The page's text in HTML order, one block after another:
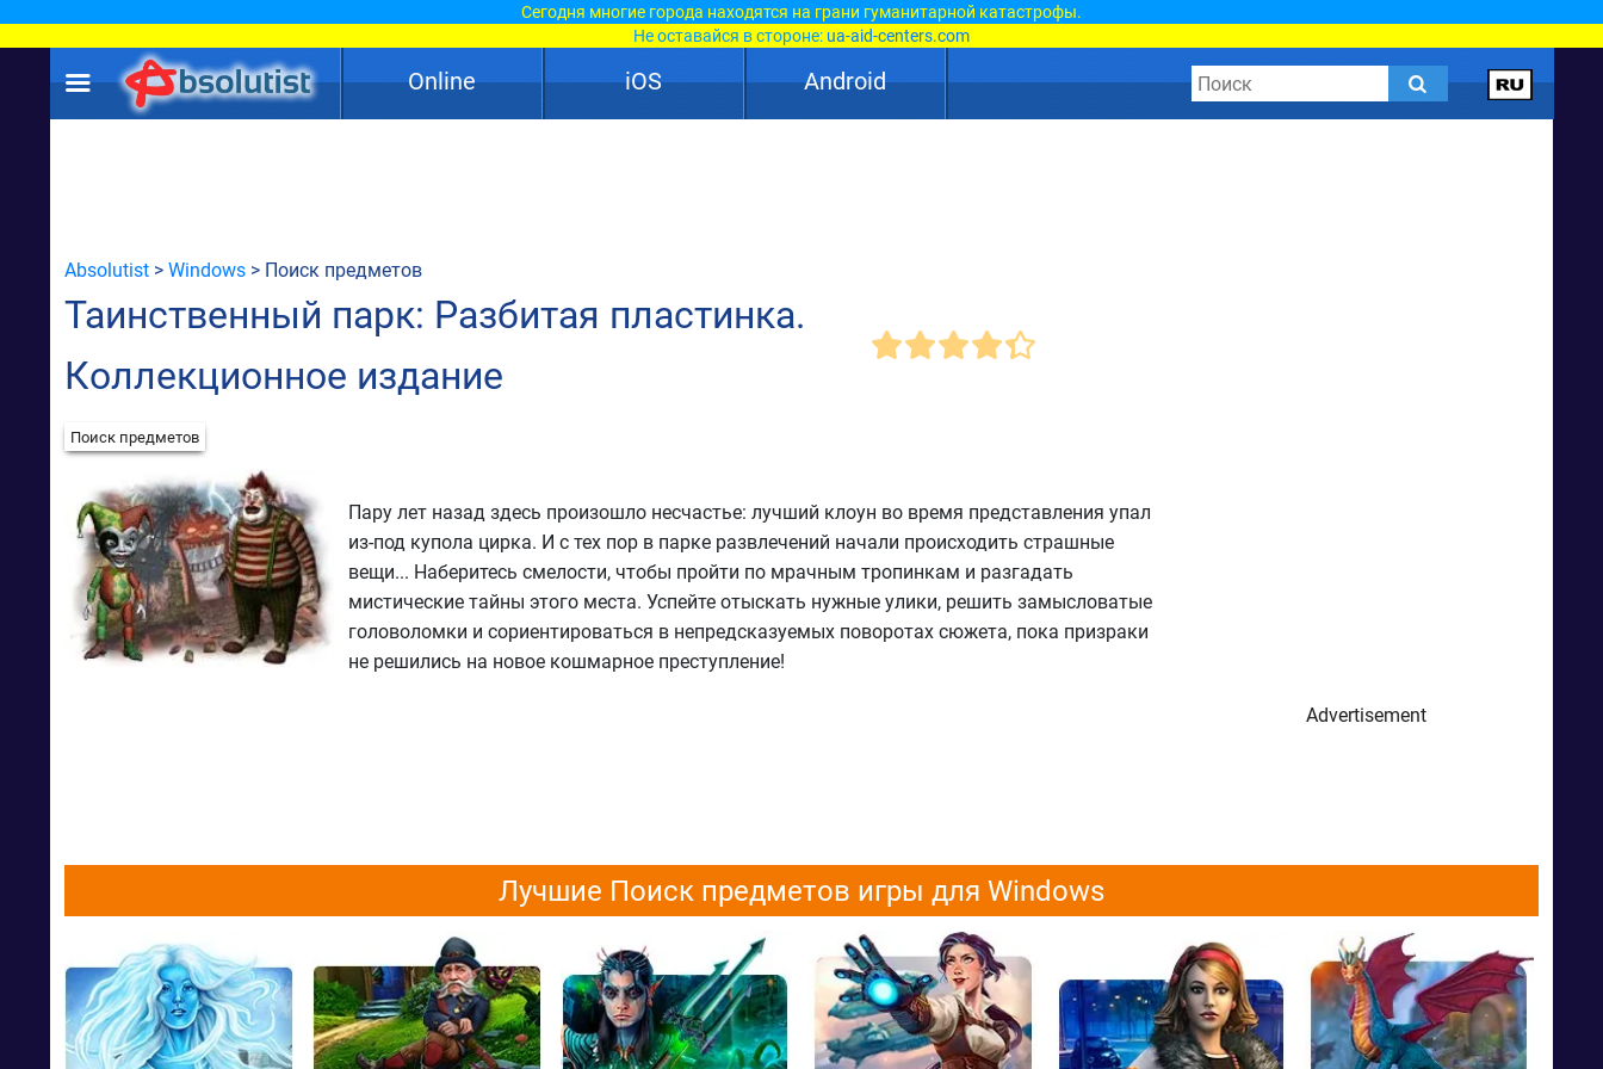
Сегодня многие города находятся на грани гуманитарной катастрофы.
Не оставайся в стороне: ua-aid-centers.com
Online iOS Android
Absolutist > Windows > Поиск предметов
Таинственный парк: Разбитая пластинка.
Коллекционное издание
Поиск предметов
Пару лет назад здесь произошло несчастье: лучший клоун во время представления упал
из-под купола цирка. И с тех пор в парке развлечений начали происходить страшные
вещи... Наберитесь смелости, чтобы пройти по мрачным тропинкам и разгадать
мистические тайны этого места. Успейте отыскать нужные улики, решить замысловатые
головоломки и сориентироваться в непредсказуемых поворотах сюжета, пока призраки
не решились на новое кошмарное преступление!
Advertisement
Лучшие Поиск предметов игры для Windows